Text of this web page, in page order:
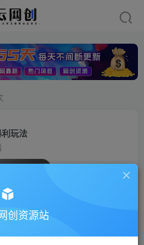
利玩法
专属资源
您暂无购买权限，请先开通会员
通会员
创资源站